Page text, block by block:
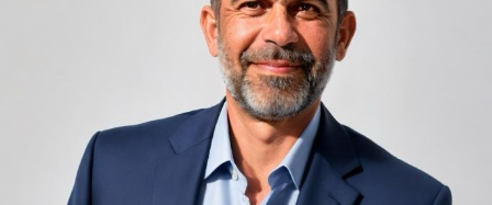
Zgomotul pașilor din camera de sus sau din coridorul
adiacent rămâne una dintre cele mai frecvente
nemulțumiri semnalate de oaspeți în recenziile online,
chiar și la unități altfel apreciate pentru servicii și
locație. De multe ori, oaspeții nu identifică pardoseala
drept sursa reală a problemei, ci descriu simplu senzația
de spațiu zgomotos sau agitat.